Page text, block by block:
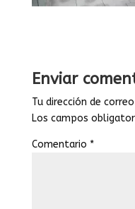
Enviar
Tu dirección de
Los campos
Comentario *